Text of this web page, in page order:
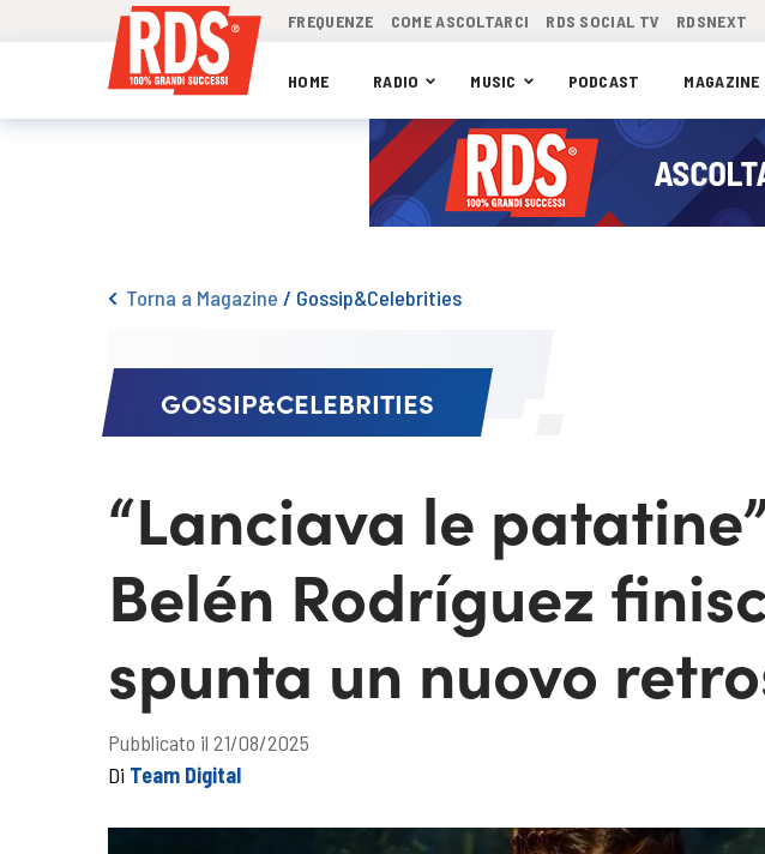
FREQUENZE COME ASCOLTARCI RDS SOCIAL TV RDSNEXT
HOME RADIO MUSIC PODCAST MAGAZINE
Torna a Magazine / Gossip&Celebrities
GOSSIP&CELEBRITIES
“Lanciava le
Belén Rodríguez
spunta un nuovo
Pubblicato il 21/08/2025
Di Team Digital